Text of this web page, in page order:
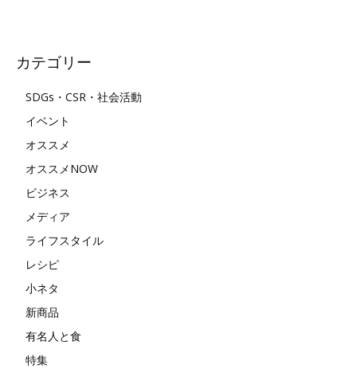
カテゴリー
SDGs・CSR・社会活動
イベント
オススメ
オススメNOW
ビジネス
メディア
ライフスタイル
レシピ
小ネタ
新商品
有名人と食
特集